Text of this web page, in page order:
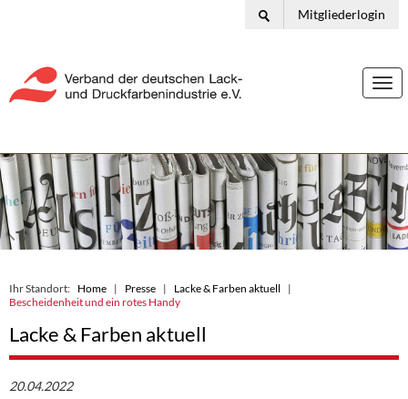
Mitgliederlogin
Ihr Standort: Home Presse
Lacke & Farben aktuell
Bescheidenheit und ein rotes Handy
Lacke & Farben aktuell
20.04.2022